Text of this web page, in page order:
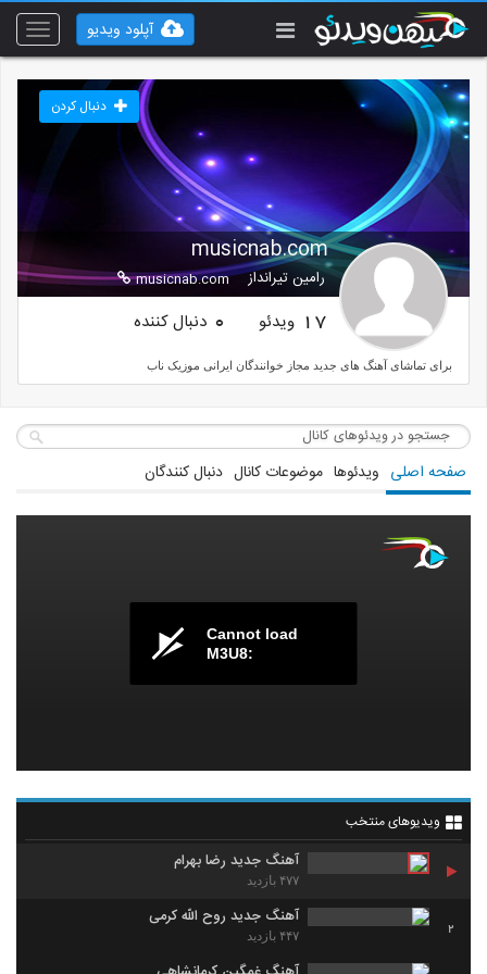
Toggle
آپلود ویدیو
musicnab.com
رامین تیرانداز musicnab.com
دنبال کردن
17 ویدئو 0 دنبال کننده
برای تماشای آهنگ های جدید مجاز خوانندگان ایرانی موزیک ناب
صفحه اصلی ویدئوها موضوعات کانال دنبال کنندگان
Cannot load
M3U8:
ویدیوهای منتخب
آهنگ جدید رضا بهرام
۴۷۷ بازدید
2
آهنگ جدید روح الله کرمی
۴۴۷ بازدید